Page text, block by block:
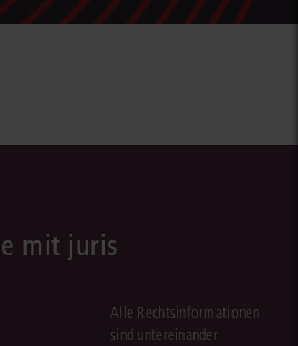
mit juris
Alle Rechtsinformationen
sind untereinander